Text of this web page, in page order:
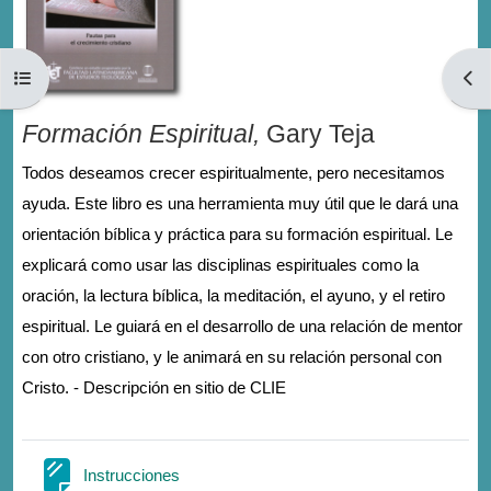
Open course index
Formación Espiritual, Gary Teja
Todos deseamos crecer espiritualmente, pero necesitamos
ayuda. Este libro es una herramienta muy útil que le dará una
orientación bíblica y práctica para su formación espiritual. Le
explicará como usar las disciplinas espirituales como la
oración, la lectura bíblica, la meditación, el ayuno, y el retiro
espiritual. Le guiará en el desarrollo de una relación de mentor
con otro cristiano, y le animará en su relación personal con
Cristo. - Descripción en sitio de CLIE
Instrucciones